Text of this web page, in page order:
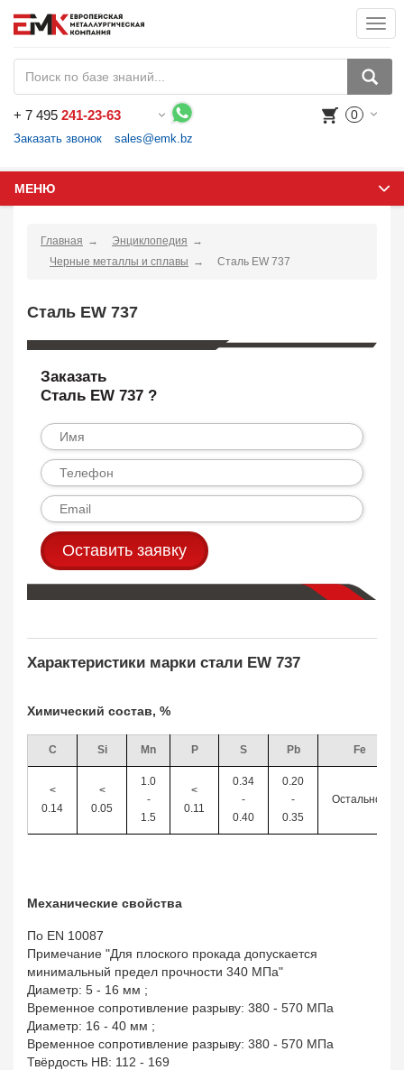
+ 7 495 241-23-63
Заказать звонок sales@emk.bz
0
МЕНЮ
Главная
Энциклопедия
Черные металлы и сплавы
Сталь EW 737
Сталь EW 737
Заказать
Сталь EW 737 ?
Оставить заявку
Характеристики марки стали EW 737
Химический состав, %
C Si Mn P S Pb Fe
<
0.14
<
0.05
1.0
-
1.5
<
0.11
0.34
-
0.40
0.20
-
0.35
Остальное
Механические свойства
По EN 10087
Примечание "Для плоского прокада допускается
минимальный предел прочности 340 МПа"
Диаметр: 5 - 16 мм ;
Временное сопротивление разрыву: 380 - 570 МПа
Диаметр: 16 - 40 мм ;
Временное сопротивление разрыву: 380 - 570 МПа
Твёрдость HB: 112 - 169